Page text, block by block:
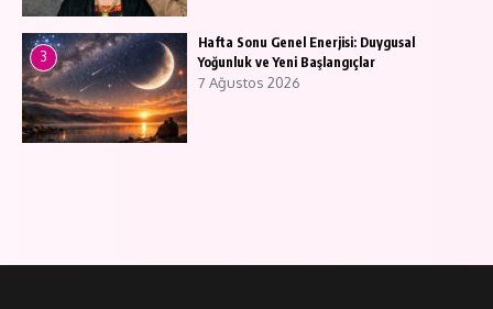
3
Hafta Sonu Genel Enerjisi: Duygusal
Yoğunluk ve Yeni Başlangıçlar
7 Ağustos 2026